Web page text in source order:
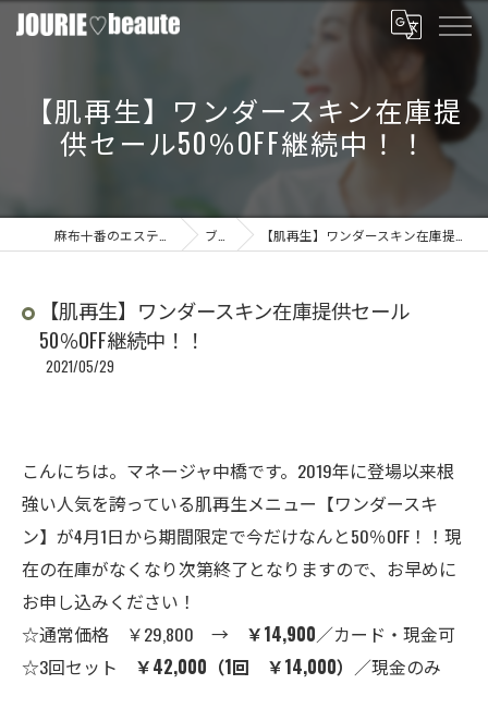
【肌再生】ワンダースキン在庫提
供セール50％OFF継続中！！
ブログ 【肌再生】ワンダースキン在庫提供セール50％OFF継続中！！
【肌再生】ワンダースキン在庫提供セール
50％OFF継続中！！
2021/05/29
こんにちは。マネージャ中橋です。2019年に登場以来根
強い人気を誇っている肌再生メニュー【ワンダースキ
ン】が4月1日から期間限定で今だけなんと50％OFF！！現
在の在庫がなくなり次第終了となりますので、お早めに
お申し込みください！
☆通常価格 ￥29,800 → ￥14,900／カード・現金可
☆3回セット ￥42,000（1回 ￥14,000） ／現金のみ